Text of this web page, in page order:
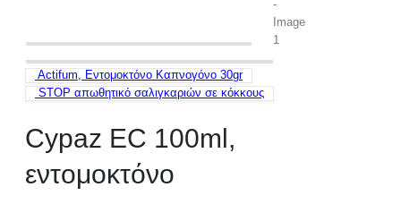
Actifum, Εντομοκτόνο Καπνογόνο 30gr
STOP απωθητικό σαλιγκαριών σε κόκκους
Cypaz EC 100ml,
εντομοκτόνο